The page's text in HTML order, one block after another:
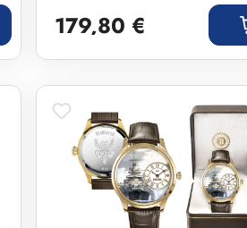
179,80 €